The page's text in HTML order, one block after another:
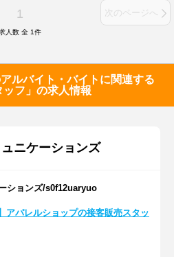
1 次のページへ
人数 全 1件
ルバイト・バイトに関連する
ッフ」の求人情報
ニケーションズ
ションズ/s0f12uaryuo
アパレルショップの接客販売スタッ